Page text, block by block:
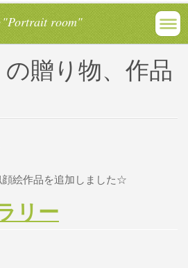
room"
の贈り物、作品
絵作品を追加しました☆
リー